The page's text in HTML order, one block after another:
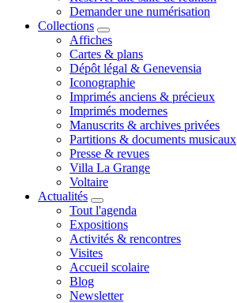
Demander une numérisation
Collections
Affiches
Cartes & plans
Dépôt légal & Genevensia
Iconographie
Imprimés anciens & précieux
Imprimés modernes
Manuscrits & archives privées
Partitions & documents musicaux
Presse & revues
Villa La Grange
Voltaire
Actualités
Tout l'agenda
Expositions
Activités & rencontres
Visites
Accueil scolaire
Blog
Newsletter